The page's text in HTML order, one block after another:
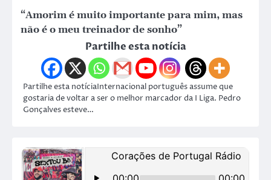
“Amorim é muito importante para mim, mas
não é o meu treinador de sonho”
Partilhe esta notícia
Partilhe esta notíciaInternacional português assume que
gostaria de voltar a ser o melhor marcador da I Liga. Pedro
Gonçalves esteve…